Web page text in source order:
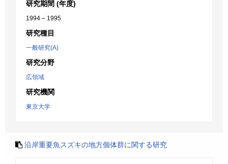
研究期間 (年度)
1994 – 1995
研究種目
一般研究(A)
研究分野
広領域
研究機関
東京大学
沿岸重要魚スズキの地方個体群に関する研究